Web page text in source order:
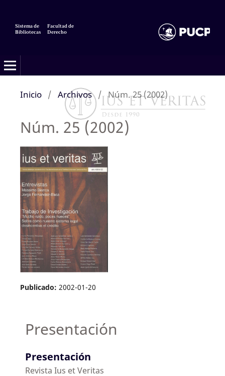
Sistema de
Bibliotecas
Facultad de
Derecho
Inicio / Archivos / Núm. 25 (2002)
Núm. 25 (2002)
Publicado: 2002-01-20
Presentación
Presentación
Revista Ius et Veritas